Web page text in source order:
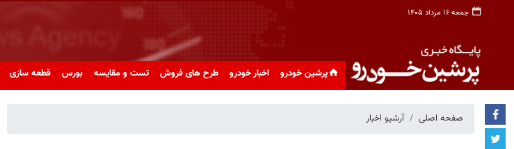
جمعه ۱۶ مرداد ۱۴۰۵
پرشین خودرو اخبار خودرو طرح های فروش تست و مقایسه بورس قطعه سازی
صفحه اصلی آرشیو اخبار